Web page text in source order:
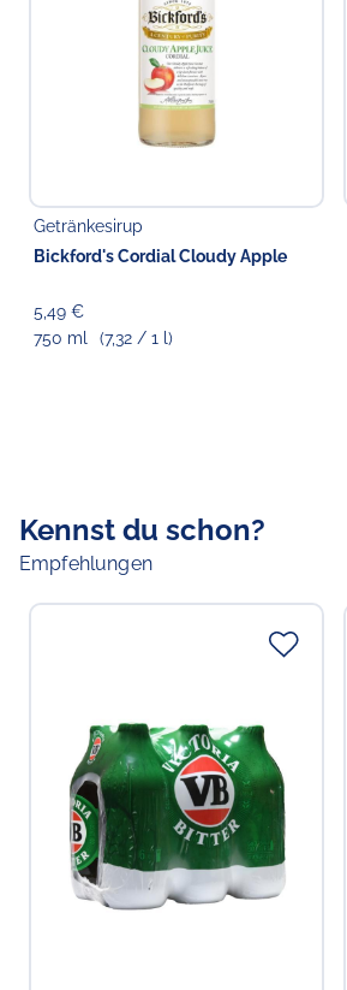
Getränkesirup
Bickford's Cordial Cloudy Apple
5,49 €
750 ml
(7,32 / 1 l)
Kennst du schon?
Empfehlungen